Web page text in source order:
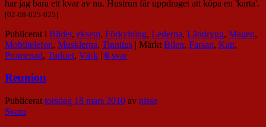
har jag bara ett kvar av nu. Hustrun får uppdraget att köpa en 'karta'.
[02-08-025-025]
Publicerat i Bilder, eksem, Förkylning, Lederna, Ländrygg, Magen,
Mobiltelefon, Musklerna, Tinnitus | Märkt Bilen, Farsan, Katt,
Promenad, Turkiet, Värk | 6 svar
Reunion
Publicerat torsdag 18 mars 2010 av nisse
Svara